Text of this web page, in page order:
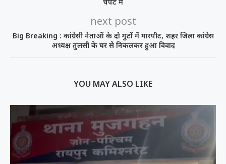
next post
Big Breaking : कांग्रेसी नेताओं के दो गुटों में मारपीट, शहर जिला कांग्रेस
अध्यक्ष तुलसी के घर से निकलकर हुआ विवाद
YOU MAY ALSO LIKE